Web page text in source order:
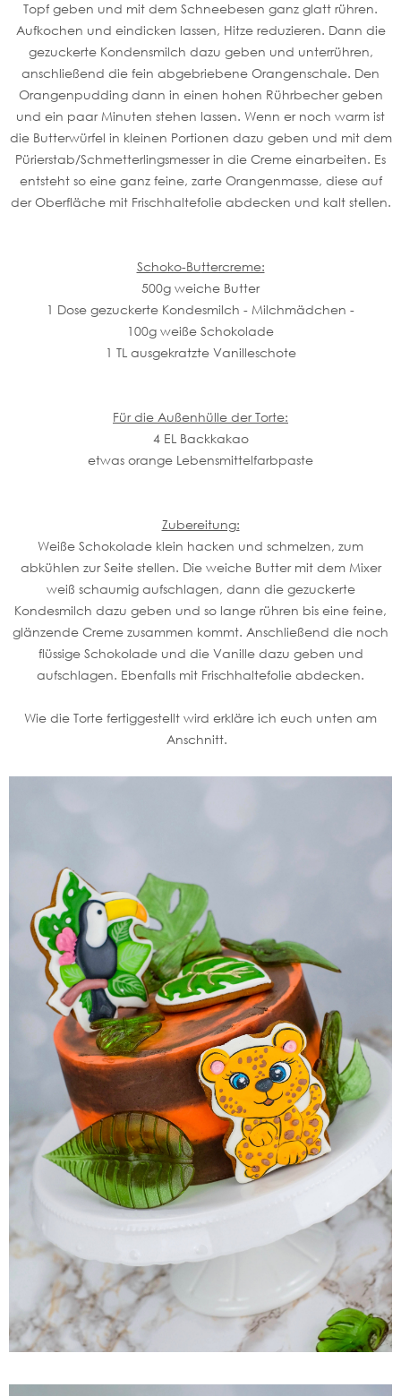
Topf geben und mit dem Schneebesen ganz glatt rühren.
Aufkochen und eindicken lassen, Hitze reduzieren. Dann die
gezuckerte Kondensmilch dazu geben und unterrühren,
anschließend die fein abgebriebene Orangenschale. Den
Orangenpudding dann in einen hohen Rührbecher geben
und ein paar Minuten stehen lassen. Wenn er noch warm ist
die Butterwürfel in kleinen Portionen dazu geben und mit dem
Pürierstab/Schmetterlingsmesser in die Creme einarbeiten. Es
entsteht so eine ganz feine, zarte Orangenmasse, diese auf
der Oberfläche mit Frischhaltefolie abdecken und kalt stellen.
Schoko-Buttercreme:
500g weiche Butter
1 Dose gezuckerte Kondesmilch - Milchmädchen -
100g weiße Schokolade
1 TL ausgekratzte Vanilleschote
Für die Außenhülle der Torte:
4 EL Backkakao
etwas orange Lebensmittelfarbpaste
Zubereitung:
Weiße Schokolade klein hacken und schmelzen, zum
abkühlen zur Seite stellen. Die weiche Butter mit dem Mixer
weiß schaumig aufschlagen, dann die gezuckerte
Kondesmilch dazu geben und so lange rühren bis eine feine,
glänzende Creme zusammen kommt. Anschließend die noch
flüssige Schokolade und die Vanille dazu geben und
aufschlagen. Ebenfalls mit Frischhaltefolie abdecken.
Wie die Torte fertiggestellt wird erkläre ich euch unten am
Anschnitt.